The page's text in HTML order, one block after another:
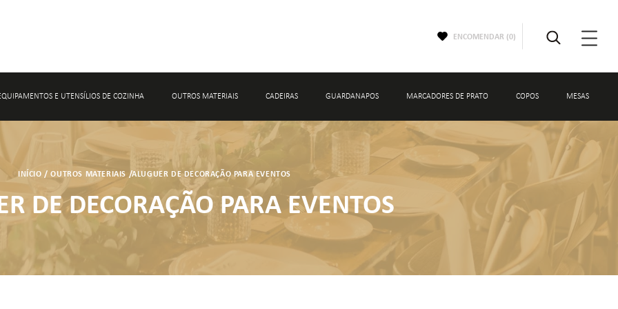
ENCOMENDAR (0)
E UTENSÍLIOS DE COZINHA
ALUGUER DE MATERIAL DE CONFEÇÃO
ALUGUER DE MATERIAL DE CONSERVAÇÃO
OUTROS MATERIAIS
ALUGUER DE DECORAÇÃO PARA EVENTOS
ALUGUER DE MATERIAL PARA CASAMENTO
ALUGUER DE ACESSÓRIOS DE BAR
ALUGUER DE MARCADORES DE PRATO
ALUGUER DE CESTOS E BASES
CADEIRAS GUARDANAPOS MARCADORES DE PRATO COPOS MESAS
INÍCIO /OUTROS MATERIAIS /ALUGUER DE DECORAÇÃO PARA EVENTOS
DE DECORAÇÃO PARA EVENTOS